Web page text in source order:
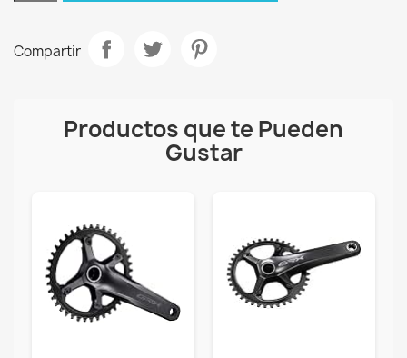
Compartir
Productos que te Pueden
Gustar